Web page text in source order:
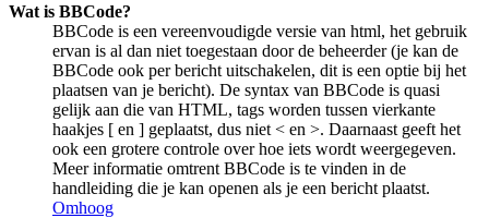
Wat is BBCode?
BBCode is een vereenvoudigde versie van html, het gebruik
ervan is al dan niet toegestaan door de beheerder (je kan de
BBCode ook per bericht uitschakelen, dit is een optie bij het
plaatsen van je bericht). De syntax van BBCode is quasi
gelijk aan die van HTML, tags worden tussen vierkante
haakjes [ en ] geplaatst, dus niet < en >. Daarnaast geeft het
ook een grotere controle over hoe iets wordt weergegeven.
Meer informatie omtrent BBCode is te vinden in de
handleiding die je kan openen als je een bericht plaatst.
Omhoog